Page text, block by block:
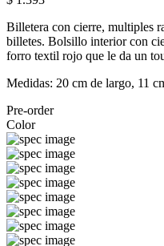
Billetera con cierre, multiples
billetes. Bolsillo interior con
forro textil rojo que le da un
Medidas: 20 cm de largo, 11
Pre-order
Color